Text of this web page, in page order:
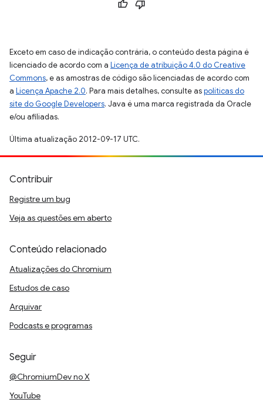
Exceto em caso de indicação contrária, o conteúdo desta página é
licenciado de acordo com a Licença de atribuição 4.0 do Creative
Commons, e as amostras de código são licenciadas de acordo com
a Licença Apache 2.0. Para mais detalhes, consulte aspolíticas do
site do Google Developers. Java é uma marca registrada da Oracle
e/ou afiliadas.
Última atualização 2012-09-17 UTC.
Contribuir
Registre um bug
Veja as questões em aberto
Conteúdo relacionado
Atualizações do Chromium
Estudos de caso
Arquivar
Podcasts e programas
Seguir
@ChromiumDev no X
YouTube